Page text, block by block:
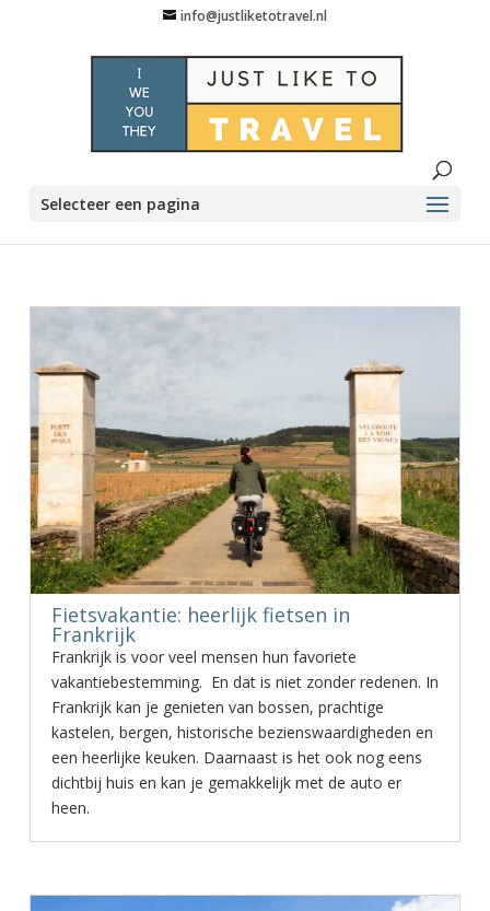
info@justliketotravel.nl
Selecteer een pagina
Fietsvakantie: heerlijk fietsen in
Frankrijk
Frankrijk is voor veel mensen hun favoriete
vakantiebestemming. En dat is niet zonder redenen. In
Frankrijk kan je genieten van bossen, prachtige
kastelen, bergen, historische bezienswaardigheden en
een heerlijke keuken. Daarnaast is het ook nog eens
dichtbij huis en kan je gemakkelijk met de auto er
heen.